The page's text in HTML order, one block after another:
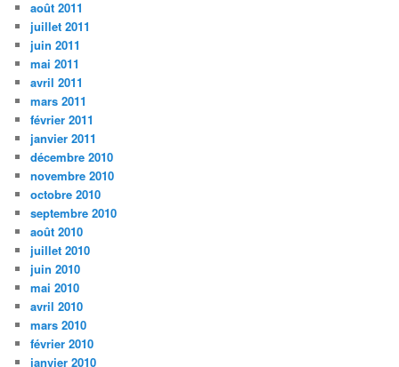
août 2011
juillet 2011
juin 2011
mai 2011
avril 2011
mars 2011
février 2011
janvier 2011
décembre 2010
novembre 2010
octobre 2010
septembre 2010
août 2010
juillet 2010
juin 2010
mai 2010
avril 2010
mars 2010
février 2010
janvier 2010